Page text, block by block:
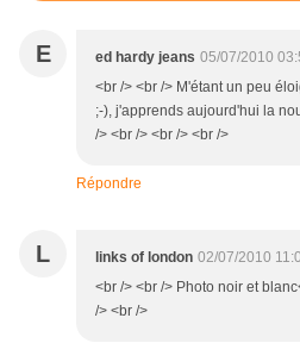
E ed hardy jeans 05/07/2010
<br /> <br /> M'étant un peu
;-), j'apprends aujourd'hui la
/> <br /> <br /> <br />
Répondre
L links of london 02/07/2010
<br /> <br /> Photo noir et
/> <br />